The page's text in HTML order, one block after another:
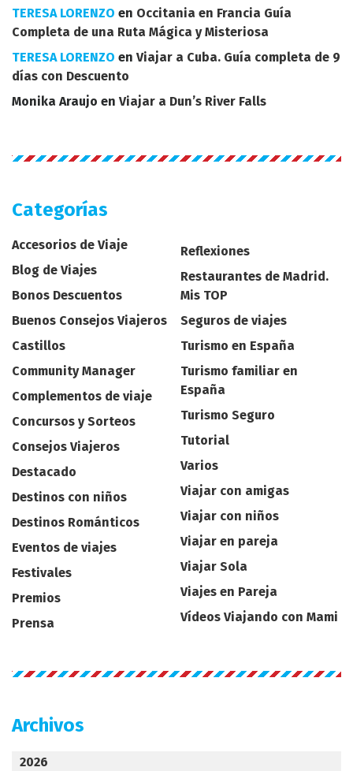
TERESA LORENZO en Occitania en Francia Guía
Completa de una Ruta Mágica y Misteriosa
TERESA LORENZO en Viajar a Cuba. Guía completa de 9
días con Descuento
Monika Araujo en Viajar a Dun’s River Falls
Categorías
Accesorios de Viaje
Blog de Viajes
Bonos Descuentos
Buenos Consejos Viajeros
Castillos
Community Manager
Complementos de viaje
Concursos y Sorteos
Consejos Viajeros
Destacado
Destinos con niños
Destinos Románticos
Eventos de viajes
Festivales
Premios
Prensa
Reflexiones
Restaurantes de Madrid.
Mis TOP
Seguros de viajes
Turismo en España
Turismo familiar en
España
Turismo Seguro
Tutorial
Varios
Viajar con amigas
Viajar con niños
Viajar en pareja
Viajar Sola
Viajes en Pareja
Vídeos Viajando con Mami
Archivos
2026